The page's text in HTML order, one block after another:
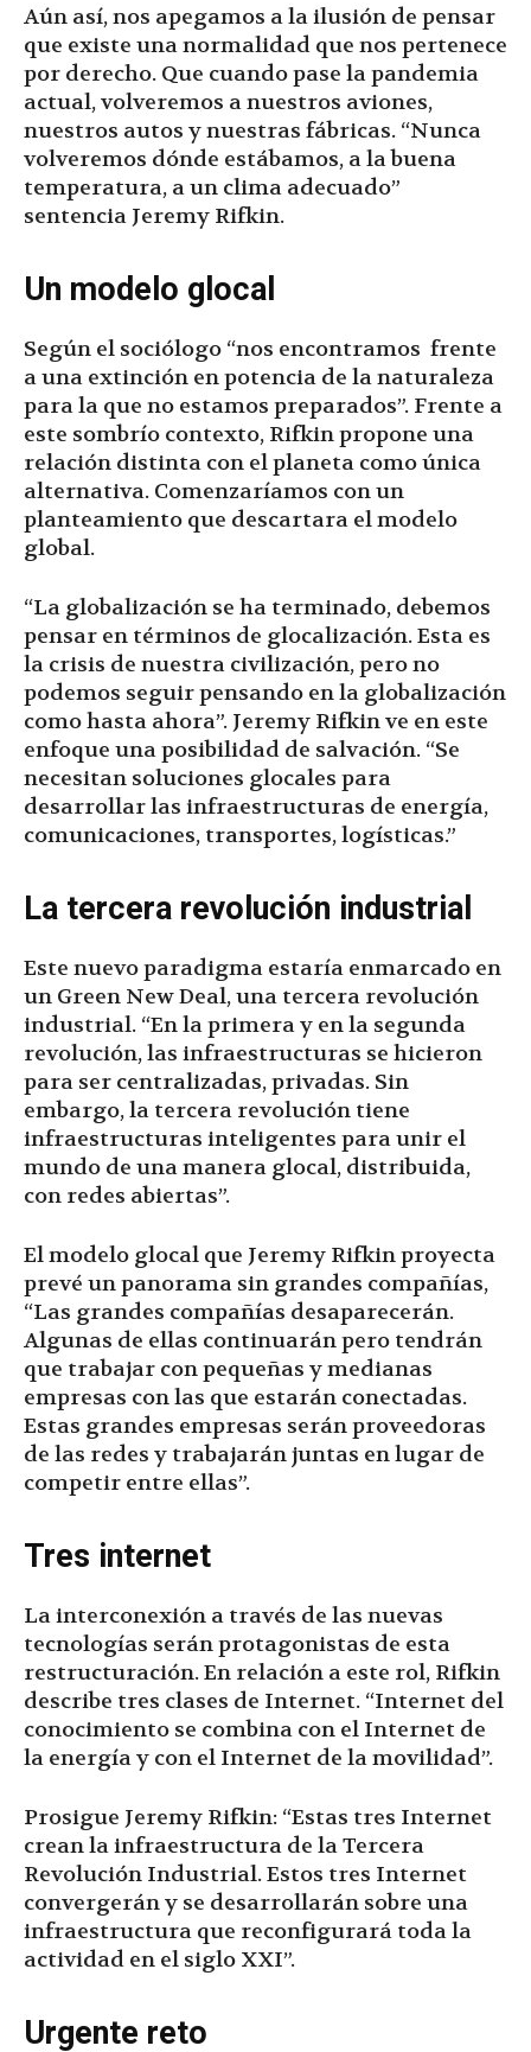
Aún así, nos apegamos a la ilusión de pensar
que existe una normalidad que nos pertenece
por derecho. Que cuando pase la pandemia
actual, volveremos a nuestros aviones,
nuestros autos y nuestras fábricas. “Nunca
volveremos dónde estábamos, a la buena
temperatura, a un clima adecuado”
sentencia Jeremy Rifkin.
Un modelo glocal
Según el sociólogo “nos encontramos frente
a una extinción en potencia de la naturaleza
para la que no estamos preparados”. Frente a
este sombrío contexto, Rifkin propone una
relación distinta con el planeta como única
alternativa. Comenzaríamos con un
planteamiento que descartara el modelo
global.
“La globalización se ha terminado, debemos
pensar en términos de glocalización. Esta es
la crisis de nuestra civilización, pero no
podemos seguir pensando en la globalización
como hasta ahora”. Jeremy Rifkin ve en este
enfoque una posibilidad de salvación. “Se
necesitan soluciones glocales para
desarrollar las infraestructuras de energía,
comunicaciones, transportes, logísticas.”
La tercera revolución industrial
Este nuevo paradigma estaría enmarcado en
un Green New Deal, una tercera revolución
industrial. “En la primera y en la segunda
revolución, las infraestructuras se hicieron
para ser centralizadas, privadas. Sin
embargo, la tercera revolución tiene
infraestructuras inteligentes para unir el
mundo de una manera glocal, distribuida,
con redes abiertas”.
El modelo glocal que Jeremy Rifkin proyecta
prevé un panorama sin grandes compañías,
“Las grandes compañías desaparecerán.
Algunas de ellas continuarán pero tendrán
que trabajar con pequeñas y medianas
empresas con las que estarán conectadas.
Estas grandes empresas serán proveedoras
de las redes y trabajarán juntas en lugar de
competir entre ellas”.
Tres internet
La interconexión a través de las nuevas
tecnologías serán protagonistas de esta
restructuración. En relación a este rol, Rifkin
describe tres clases de Internet. “Internet del
conocimiento se combina con el Internet de
la energía y con el Internet de la movilidad”.
Prosigue Jeremy Rifkin: “Estas tres Internet
crean la infraestructura de la Tercera
Revolución Industrial. Estos tres Internet
convergerán y se desarrollarán sobre una
infraestructura que reconfigurará toda la
actividad en el siglo XXI”.
Urgente reto